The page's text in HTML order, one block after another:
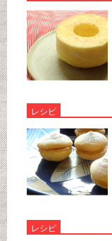
レシピ
レシピ